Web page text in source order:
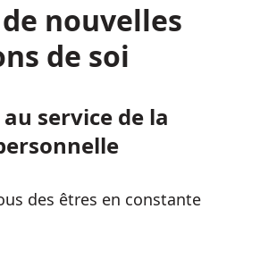
nouvelles
de soi
service de la
des êtres en constante